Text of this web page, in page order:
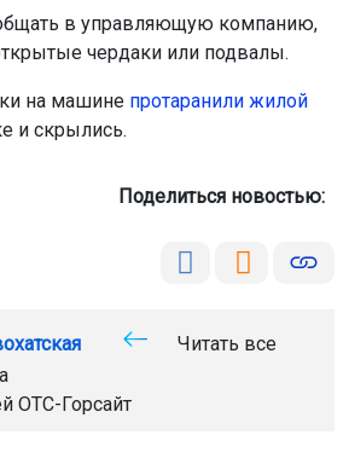
в управляющую компанию,
чердаки или подвалы.
на машине протаранили жилой
и скрылись.
Поделиться новостью:
Читать все
ОТС-Горсайт